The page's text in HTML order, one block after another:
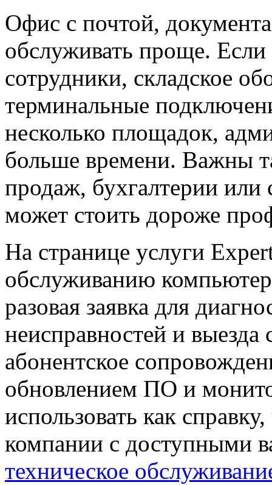
Офис с почтой,
обслуживать проще.
сотрудники, складское
терминальные
несколько площадок,
больше времени. Важны
продаж, бухгалтерии или
может стоить дороже
На странице услуги
обслуживанию
разовая заявка для
неисправностей и выезда
абонентское
обновлением ПО и
использовать как
компании с доступными
техническое